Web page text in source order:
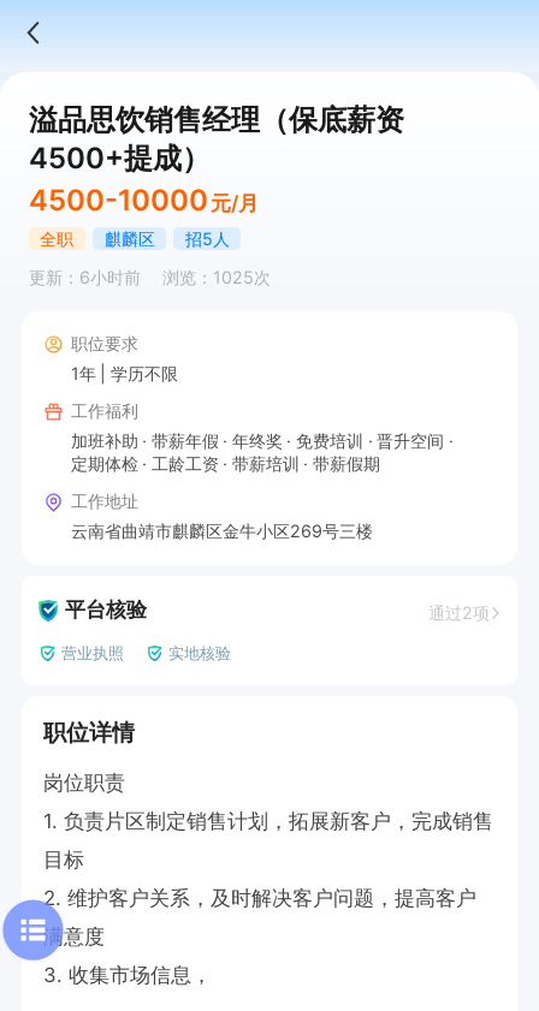
溢品思饮销售经理（保底薪资
4500+提成）
4500-10000 元/月
全职 麒麟区
招5人
更新：6小时前
浏览：1025次
职位要求
1年
学历不限
工作福利
加班补助
带薪年假 年终奖 免费培训
晋升空间
定期体检
工龄工资 带薪培训
带薪假期
工作地址
云南省曲靖市麒麟区金牛小区269号三楼
平台核验 通过2项
营业执照 实地核验
职位详情
岗位职责
1. 负责片区制定销售计划，拓展新客户，完成销售
目标
2. 维护客户关系，及时解决客户问题，提高客户
满意度
3. 收集市场信息，